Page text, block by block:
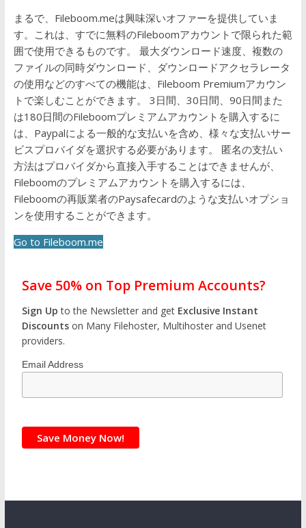
まるで、Fileboom.meは興味深いオファーを提供していま
す。これは、すでに無料のFileboomアカウントで限られた範
囲で使用できるものです。 最大ダウンロード速度、複数の
ファイルの同時ダウンロード、ダウンロードアクセラレータ
の使用などのすべての機能は、Fileboom Premiumアカウン
トで楽しむことができます。
3日間、30日間、90日間また
は180日間のFileboomプレミアムアカウントを購入するに
は、Paypalによる一般的な支払いを含め、様々な支払いサー
ビスプロバイダを選択する必要があります。
匿名の支払い
方法はプロバイダから直接入手することはできませんが、
Fileboomのプレミアムアカウントを購入するには、
Fileboomの再販業者のPaysafecardのような支払いオプショ
ンを使用することができます。
Go to Fileboom.me
Save 50% on Top Premium Accounts?
Sign Up to the Newsletter and get Exclusive Instant
Discounts on Many Filehoster, Multihoster and Usenet
providers.
Email Address